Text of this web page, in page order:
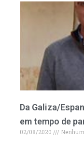
Da Galiza/
em tempo de
02/08/2020